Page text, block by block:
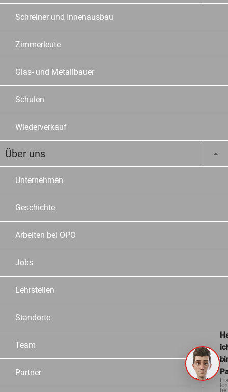
Schreiner und Innenausbau
Zimmerleute
Glas- und Metallbauer
Schulen
Wiederverkauf
Über uns
Unternehmen
Geschichte
Arbeiten bei OPO
Jobs
Lehrstellen
Standorte
Team
Partner
Ich